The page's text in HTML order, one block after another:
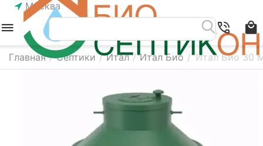
Москва
Главная / Септики / Итал / Итал Био / Итал Био 30